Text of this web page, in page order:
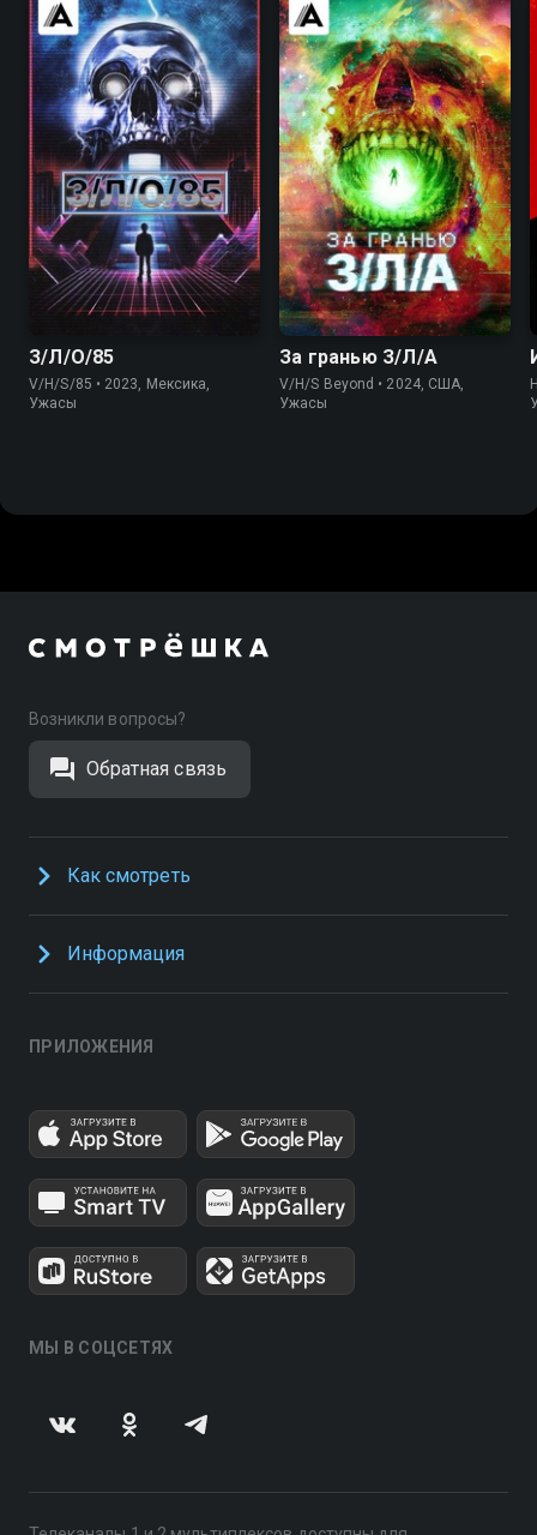
5.7 5.6
З/Л/О/85
V/H/S/85 • 2023, Мексика,
Ужасы
5.8 5.8
За гранью З/Л/А
V/H/S Beyond • 2024, США,
Ужасы
Возникли вопросы?
Обратная связь
Как смотреть
Информация
ПРИЛОЖЕНИЯ
МЫ В СОЦСЕТЯХ